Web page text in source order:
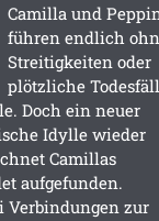
Camilla und
führen endlich
Streitigkeiten oder
plötzliche
Doch ein neuer
Idylle wieder
Camillas
aufgefunden.
Verbindungen zur